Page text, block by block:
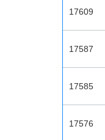
17609
17587
17585
17576